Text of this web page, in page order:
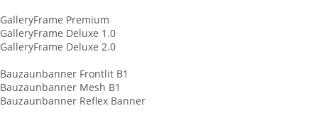
GalleryFrame Premium
GalleryFrame Deluxe 1.0
GalleryFrame Deluxe 2.0
Bauzaunbanner Frontlit B1
Bauzaunbanner Mesh B1
Bauzaunbanner Reflex Banner